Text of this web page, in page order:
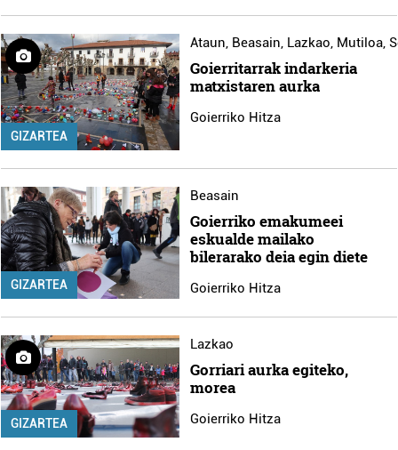
GIZARTEA
Ataun, Beasain, Lazkao, Mutiloa,
Goierritarrak indarkeria
matxistaren aurka
Goierriko Hitza
GIZARTEA
Beasain
Goierriko emakumeei
eskualde mailako
bilerarako deia egin diete
Goierriko Hitza
GIZARTEA
Lazkao
Gorriari aurka egiteko,
morea
Goierriko Hitza